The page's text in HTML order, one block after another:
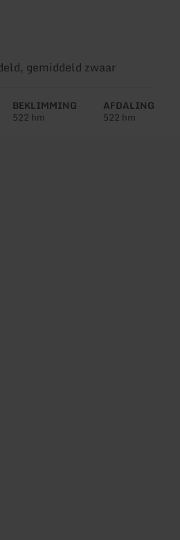
gemiddeld zwaar
BEKLIMMING
522 hm
AFDALING
522 hm